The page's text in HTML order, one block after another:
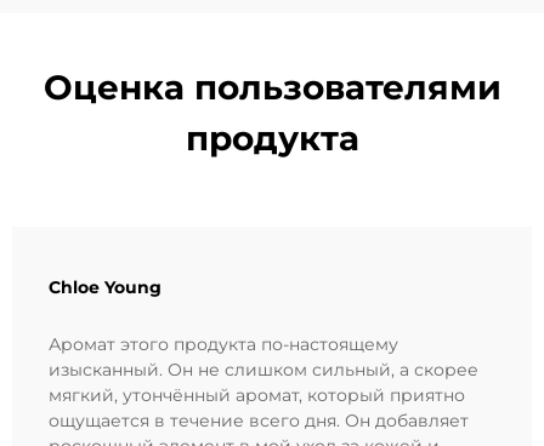
Оценка пользователями
продукта
Chloe Young
Аромат этого продукта по-настоящему
изысканный. Он не слишком сильный, а скорее
мягкий, утончённый аромат, который приятно
ощущается в течение всего дня. Он добавляет